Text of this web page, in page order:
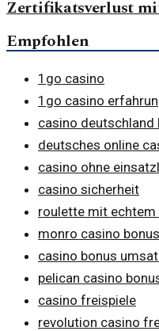
Zertifikatsverlust
Empfohlen
1go casino
1go casino
casino deutschland
deutsches online
casino ohne
casino sicherheit
roulette mit echtem
monro casino bonus
casino bonus
pelican casino
casino freispiele
revolution casino